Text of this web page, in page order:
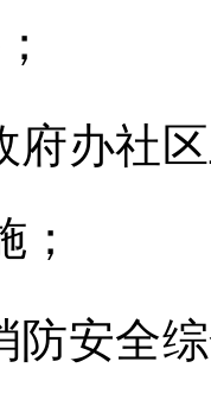
；
府办社
；
防安全